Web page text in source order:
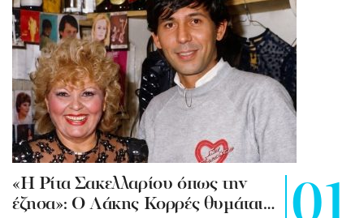
«Η Ρίτα Σακελλαρίου όπως την
έζησα»: Ο Λάκης Κορρές θυμάται…